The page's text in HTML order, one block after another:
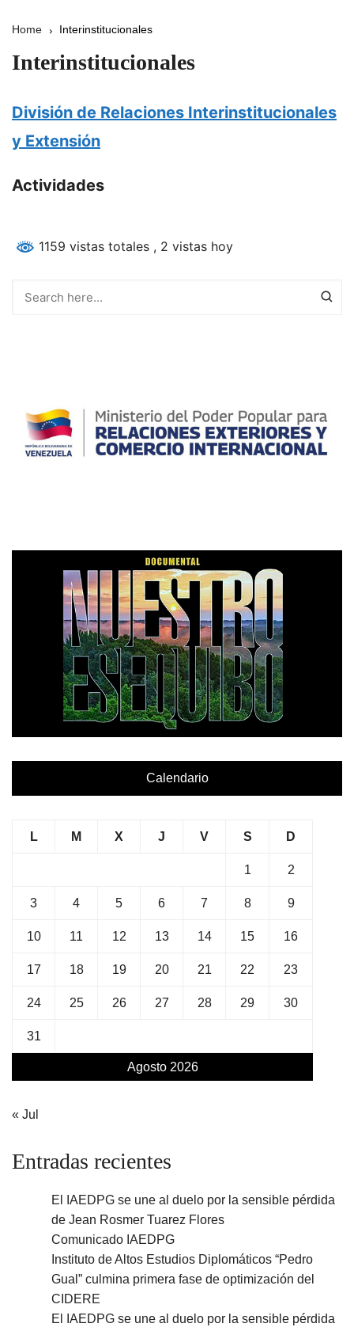
Home Interinstitucionales
Interinstitucionales
División de Relaciones Interinstitucionales
y Extensión
Actividades
1159 vistas totales , 2 vistas hoy
Calendario
Agosto 2026
L M X J V S D
1 2
3 4 5 6 7 8 9
10 11 12 13 14 15 16
17 18 19 20 21 22 23
24 25 26 27 28 29 30
31
« Jul
Entradas recientes
El IAEDPG se une al duelo por la sensible pérdida
de Jean Rosmer Tuarez Flores
Comunicado IAEDPG
Instituto de Altos Estudios Diplomáticos “Pedro
Gual” culmina primera fase de optimización del
CIDERE
El IAEDPG se une al duelo por la sensible pérdida